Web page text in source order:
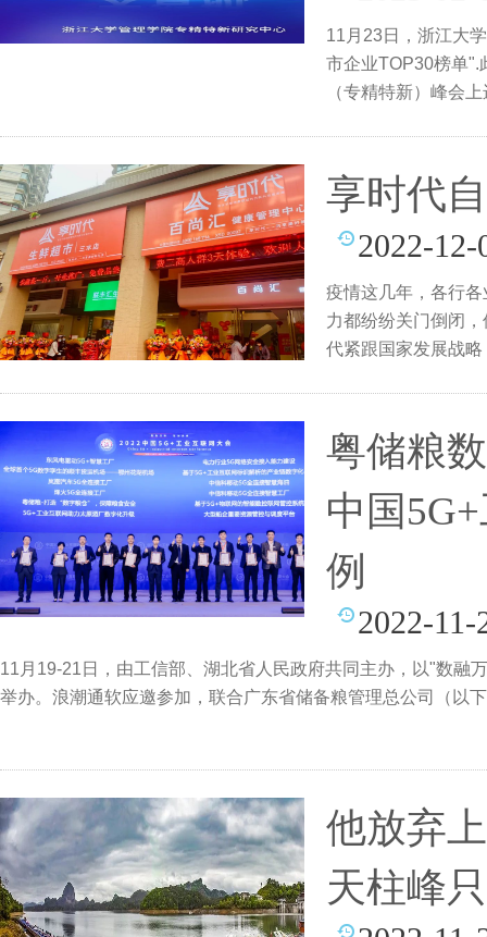
11月23日，浙江大
市企业TOP30榜单".
（专精特新）峰会
享时代
2022-12-
疫情这几年，各行
力都纷纷关门倒闭
代紧跟国家发展战
粤储粮
中国
例
2022-11-
11月19-21日，由工信部、湖北省人民政府共同主办，以"数融
举办。浪潮通软应邀参加，联合广东省储备粮管理总公司（以
他放弃
天柱峰